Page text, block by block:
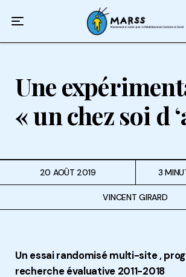
Une
« un chez soi d
20 AOÛT 2019
VINCENT GIRARD
3
Un essai randomisé multi-site ,
recherche évaluative 2011-2018
Accueil
Que faisons-nous ?